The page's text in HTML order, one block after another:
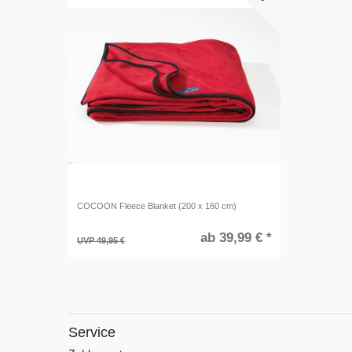
COCOON Fleece Blanket (200 x 160 cm)
UVP 49,95 € ab 39,99 € *
Service